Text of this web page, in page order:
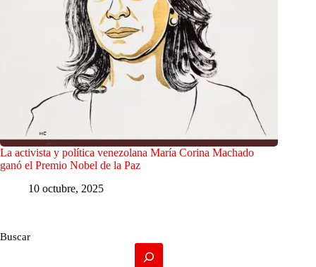
La activista y política venezolana María Corina Machado
ganó el Premio Nobel de la Paz
10 octubre, 2025
Buscar